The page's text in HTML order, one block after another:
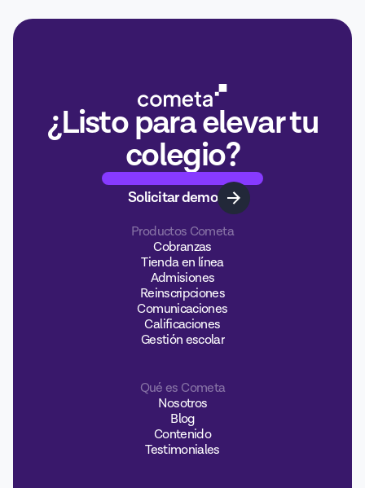
¿Listo para elevar tu
colegio?
Solicitar demo
Productos Cometa
Cobranzas
Tienda en línea
Admisiones
Reinscripciones
Comunicaciones
Calificaciones
Gestión escolar
Qué es Cometa
Nosotros
Blog
Contenido
Testimoniales